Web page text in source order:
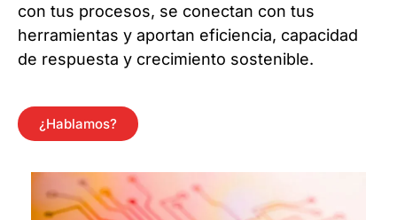
con tus procesos, se conectan con tus
herramientas y aportan eficiencia, capacidad
de respuesta y crecimiento sostenible.
¿Hablamos?